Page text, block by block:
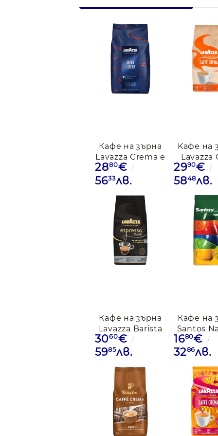
Кафе на зърна
Lavazza Crema e
Aroma
Espresso,1 kг
2880€
5633лв.
Kaфе на
Lavazza
Crema
2990€
5848лв.
Кафе на зърна
Lavazza Barista
Perfetto, 1кг.
3060€
5985лв.
Кафе на
Santos
1кг
1680€
3286лв.